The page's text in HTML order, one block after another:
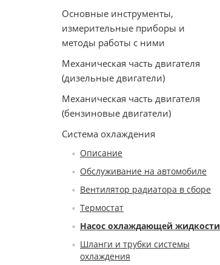
Основные инструменты,
измерительные приборы и
методы работы с ними
Механическая часть двигателя
(дизельные двигатели)
Механическая часть двигателя
(бензиновые двигатели)
Система охлаждения
Описание
Обслуживание на автомобиле
Вентилятор радиатора в сборе
Термостат
Насос охлаждающей жидкости
Шланги и трубки системы
охлаждения